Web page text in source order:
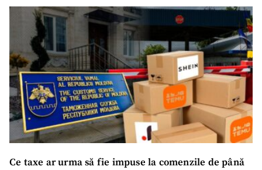
Ce taxe ar urma să fie impuse la comenzile de până